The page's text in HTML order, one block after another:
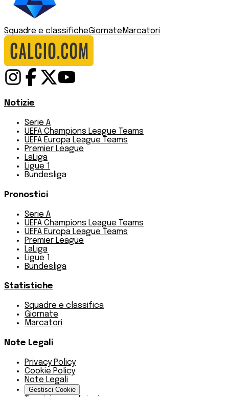
Squadre e classificheGiornate Marcatori
Notizie
Serie A
UEFA Champions League Teams
UEFA Europa League Teams
Premier League
LaLiga
Ligue 1
Bundesliga
Pronostici
Serie A
UEFA Champions League Teams
UEFA Europa League Teams
Premier League
LaLiga
Ligue 1
Bundesliga
Statistiche
Squadre e classifica
Giornate
Marcatori
Note Legali
Privacy Policy
Cookie Policy
Note Legali
Gestisci Cookie